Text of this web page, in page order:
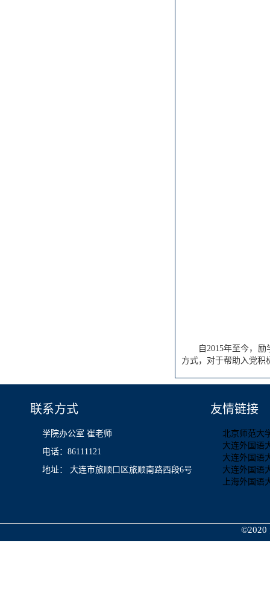
自2015年至今，
方式，对于帮助入党积
联系方式
学院办公室 崔老师
电话：86111121
地址： 大连市旅顺口区旅顺南路西段6号
友情链接
北京师范大
大连外国语
大连外国语
大连外国语
上海外国语
©2020